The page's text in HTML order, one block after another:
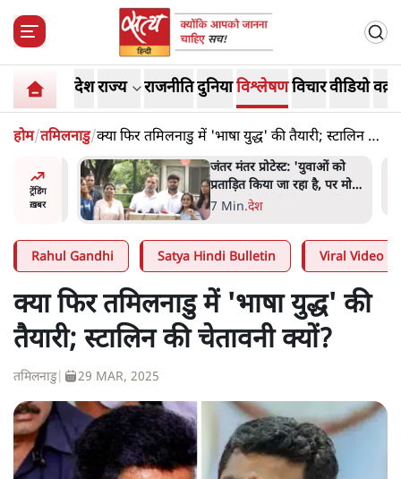
देशराज्य राजनीतिदुनियाविश्लेषणविचारवीडियो
होम/तमिलनाडु/क्या फिर तमिलनाडु में 'भाषा युद्ध' की तैयारी; स्टालिन की
चेतावनी क्यों?
ट्रेंडिंग
ख़बर
न
सुने':
जंतर मंतर प्रोटेस्ट: 'युवाओं को
प्रताड़ित किया जा रहा है, पर मोदी-
शाह में बोलने की हिम्मत नहीं'-
राहुल
7 Min.देश
Rahul Gandhi Satya Hindi Bulletin Viral Video
क्या फिर तमिलनाडु में 'भाषा युद्ध' की
तैयारी; स्टालिन की चेतावनी क्यों?
तमिलनाडु| 29 MAR, 2025